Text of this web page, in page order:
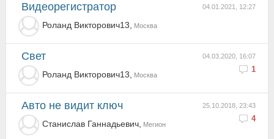
04.01.2021, 12:27
Видеорегистратор
Роланд Викторович13, Москва
04.03.2020, 16:07
1
Свет
Роланд Викторович13, Москва
25.10.2018, 23:43
4
Авто не видит ключ
Станислав Ганнадьевич, Мегион